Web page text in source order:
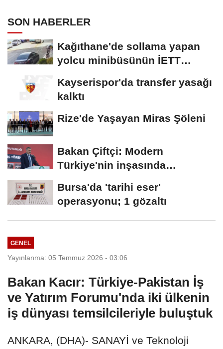
SON HABERLER
Kağıthane'de sollama yapan
yolcu minibüsünün İETT
Kayserispor'da transfer yasağı
kalktı
Rize'de Yaşayan Miras Şöleni
Bakan Çiftçi: Modern
Türkiye'nin inşasında
Bursa'da 'tarihi eser'
operasyonu; 1 gözaltı
GENEL
Yayınlanma: 05 Temmuz 2026 - 03:06
Bakan Kacır: Türkiye-Pakistan İş
ve Yatırım Forumu'nda iki ülkenin
iş dünyası temsilcileriyle buluştuk
ANKARA, (DHA)- SANAYİ ve Teknoloji